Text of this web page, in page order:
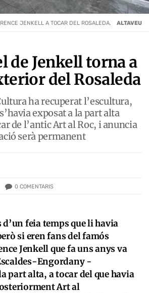
de Jenkell torna a
del Rosaleda
ha recuperat l’escultura,
exposat a la part alta
de l’antic Art al Roc, i anuncia
serà permanent
0 COMENTARIS
JENKELL A TOCAR DEL ROSALEDA. ALTAVEU
d’un feia temps que li havia
si eren fans del famós
Jenkell que fa uns anys va
Engordany -
part alta, a tocar del que havia
Art al